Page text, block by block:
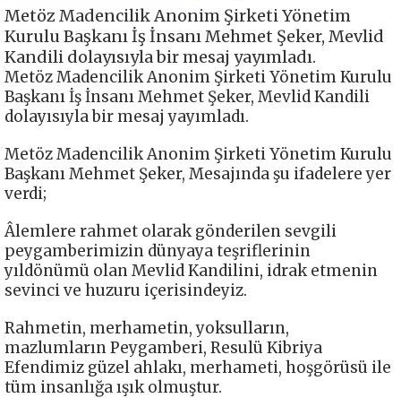
Metöz Madencilik Anonim Şirketi Yönetim
Kurulu Başkanı İş İnsanı Mehmet Şeker, Mevlid
Kandili dolayısıyla bir mesaj yayımladı.
Metöz Madencilik Anonim Şirketi Yönetim Kurulu
Başkanı İş İnsanı Mehmet Şeker, Mevlid Kandili
dolayısıyla bir mesaj yayımladı.
Metöz Madencilik Anonim Şirketi Yönetim Kurulu
Başkanı Mehmet Şeker, Mesajında şu ifadelere yer
verdi;
Âlemlere rahmet olarak gönderilen sevgili
peygamberimizin dünyaya teşriflerinin
yıldönümü olan Mevlid Kandilini, idrak etmenin
sevinci ve huzuru içerisindeyiz.
Rahmetin, merhametin, yoksulların,
mazlumların Peygamberi, Resulü Kibriya
Efendimiz güzel ahlakı, merhameti, hoşgörüsü ile
tüm insanlığa ışık olmuştur.